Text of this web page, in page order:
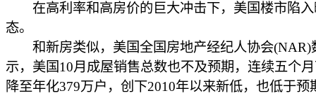
在高利率和高房价的巨大冲击下，美国楼市陷入
态。
和新房类似，美国全国房地产经纪人协会(NAR)
示，美国10月成屋销售总数也不及预期，连续五个
降至年化379万户，创下2010年以来新低，也低于预